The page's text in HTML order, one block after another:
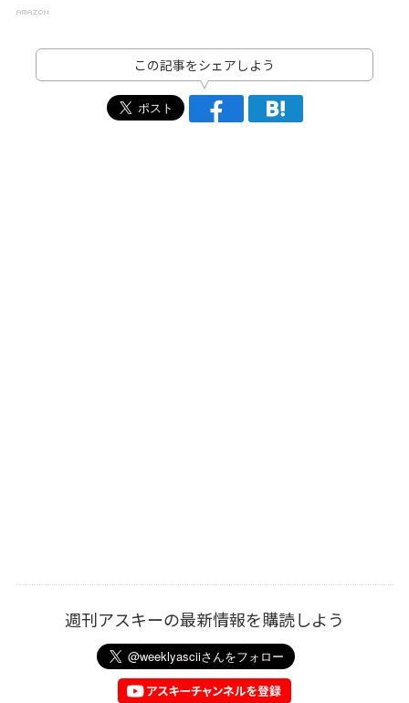
この記事をシェアしよう
週刊アスキーの最新情報を購読しよう